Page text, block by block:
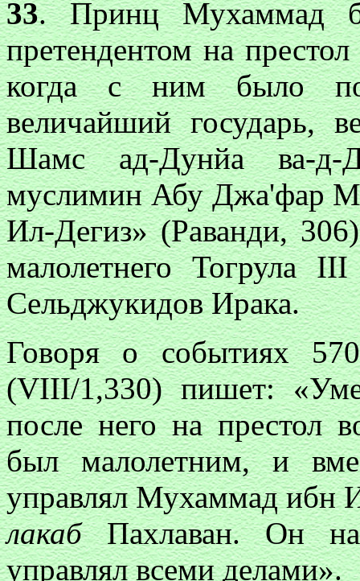
33. Принц Мухаммад
претендентом на
когда с ним было
величайший государь,
Шамс ад-Дунйа ва-д-
муслимин Абу Джа'фар
Ил-Дегиз» (Раванди,
малолетнего Тогрула
Сельджукидов Ирака.
Говоря о событиях
(VIII/1,330) пишет:
после него на престол
был малолетним, и
управлял Мухаммад ибн
лакабПахлаван. Он
управлял всеми делами».